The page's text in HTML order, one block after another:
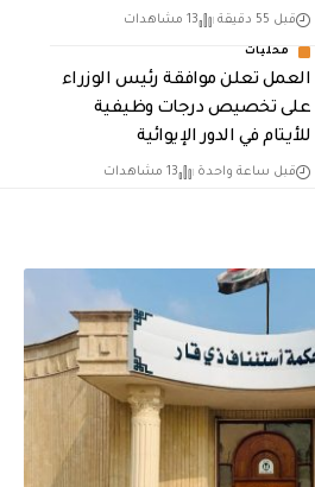
قبل 55 دقيقة 13 مشاهدات
محليات
العمل تعلن موافقة رئيس الوزراء
على تخصيص درجات وظيفية
للأيتام في الدور الإيوائية
قبل ساعة واحدة 13 مشاهدات